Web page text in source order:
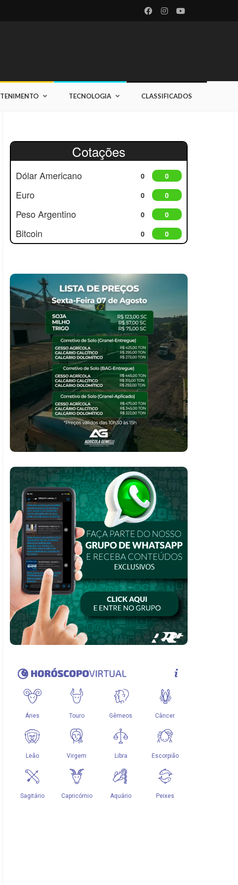
TECNOLOGIA CLASSIFICADOS
Cotações
Dólar Americano 0 0
Euro 0 0
Peso Argentino 0 0
Bitcoin 0 0